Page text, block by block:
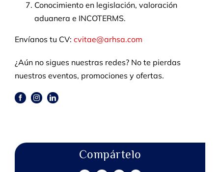
Conocimiento en legislación, valoración
aduanera e INCOTERMS.
Envíanos tu CV: cvitae@arhsa.com
¿Aún no sigues nuestras redes? No te pierdas
nuestros eventos, promociones y ofertas.
Compártelo